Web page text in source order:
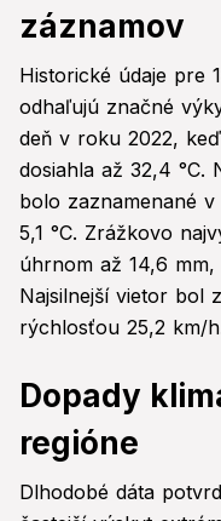
záznamov
Historické údaje pre
odhaľujú značné
deň v roku 2022,
dosiahla až 32,4 °C.
bolo zaznamenané
5,1 °C. Zrážkovo
úhrnom až 14,6
Najsilnejší vietor bol
rýchlosťou 25,2 km/
Dopady
regióne
Dlhodobé dáta